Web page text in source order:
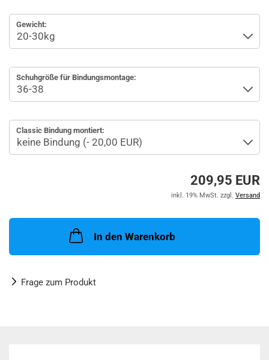
Gewicht:
Schuhgröße für Bindungsmontage:
Classic Bindung montiert:
209,95 EUR
inkl. 19% MwSt. zzgl. Versand
In den Warenkorb
Frage zum Produkt